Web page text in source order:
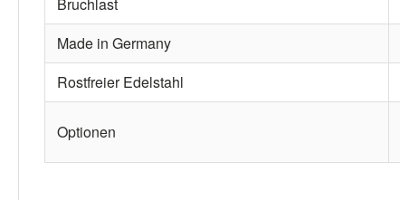
Bruchlast
Made in Germany
Rostfreier Edelstahl
Optionen